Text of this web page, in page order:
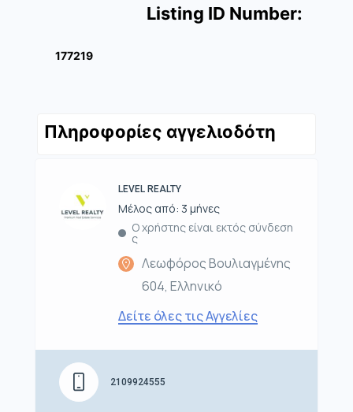
Listing ID Number:
177219
Πληροφορίες αγγελιοδότη
LEVEL REALTY
Μέλος από: 3 μήνες
Ο χρήστης είναι εκτός σύνδεση
ς
Λεωφόρος Βουλιαγμένης
604, Ελληνικό
Δείτε όλες τις Αγγελίες
2109924555